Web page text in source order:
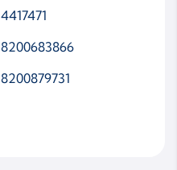
4417471
8200683866
8200879731